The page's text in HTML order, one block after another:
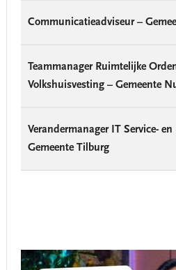
Communicatieadviseur –
Teammanager Ruimtelijke
Volkshuisvesting – Gemeente
Verandermanager IT Service-
Gemeente Tilburg